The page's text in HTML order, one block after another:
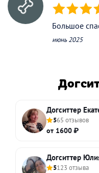
(*) (*) (*)
Большое
июнь 2025
Догситтер
565 отзывов
от 1600 ₽
Догситтер
5123 отзыва